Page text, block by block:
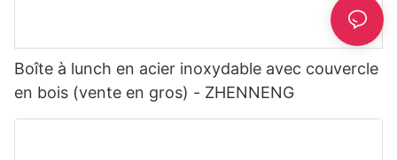
Boîte à lunch en acier inoxydable avec couvercle
en bois (vente en gros) - ZHENNENG